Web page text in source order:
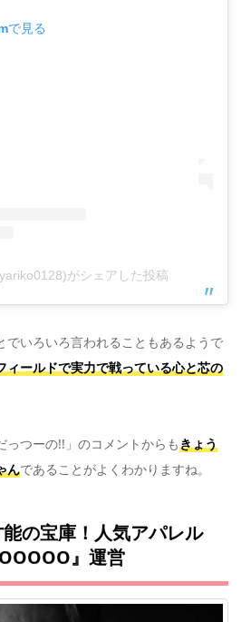
で見る
がシェアした投稿
でいろいろ言われることもあるようで
ィールドで実力で戦っている心と芯の
っつーの!!」のコメントからもきょう
んであることがよくわかりますね。
能の宝庫！人気アパレル
』運営